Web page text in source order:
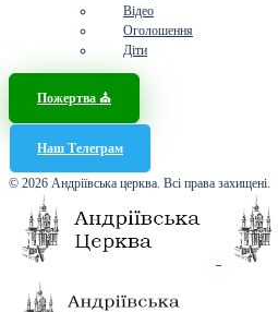
Відео
Оголошення
Діти
Пожертва ⛪️
Наш Телеграм
© 2026 Андріївська церква. Всі права захищені.